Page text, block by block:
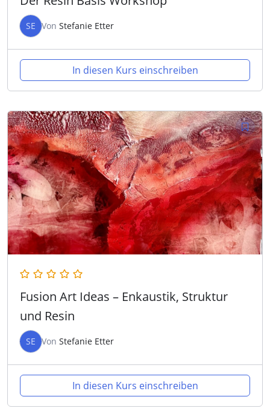
SE Von Stefanie Etter
In diesen Kurs einschreiben
Fusion Art Ideas – Enkaustik, Struktur
und Resin
SE Von Stefanie Etter
In diesen Kurs einschreiben